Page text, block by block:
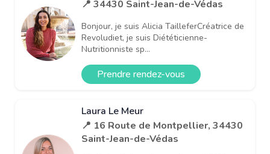
📍 34430 Saint-Jean-de-Védas
Bonjour, je suis Alicia TailleferCréatrice de
Revoludiet, je suis Diététicienne-
Nutritionniste sp...
Prendre rendez-vous
Laura Le Meur
📍 16 Route de Montpellier, 34430
Saint-Jean-de-Védas